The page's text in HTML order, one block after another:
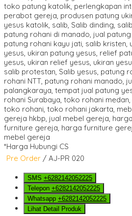
*Harga Hubungi CS
Pre Order / AJ-PR 020
SMS +6282142052225
Telepon +6282142052225
Whatsapp +6282142052225
Lihat Detail Produk